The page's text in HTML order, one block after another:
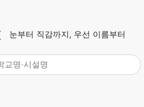
눈부터 직감까지, 우선 이름부터